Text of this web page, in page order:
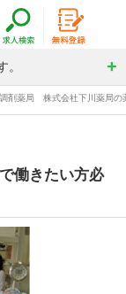
剤薬局 株式会社下川薬局の
働きたい方必